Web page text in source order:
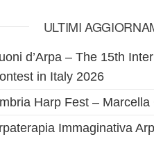
ULTIMI
d’Arpa – The 15th
in Italy 2026
Harp Fest – Marcella
Immaginativa